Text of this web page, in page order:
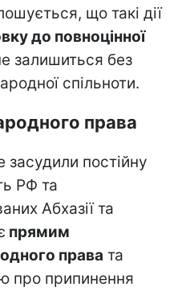
що такі дії
до повноцінної
залишиться без
спільноти.
права
засудили постійну
РФ та
Абхазії та
прямим
права та
про припинення